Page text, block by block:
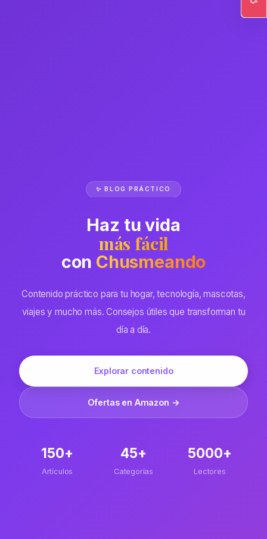
✨ BLOG PRÁCTICO
Haz tu vida
más fácil
con Chusmeando
Contenido práctico para tu hogar, tecnología, mascotas,
viajes y mucho más. Consejos útiles que transforman tu
día a día.
Explorar contenido
Ofertas en Amazon →
150+
Artículos
45+
Categorías
5000+
Lectores